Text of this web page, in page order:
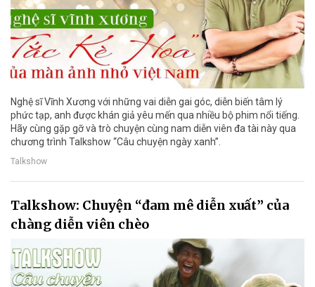
Nghệ sĩ Vĩnh Xương với những vai diễn gai góc, diễn biến tâm lý
phức tạp, anh được khán giả yêu mến qua nhiều bộ phim nổi tiếng.
Hãy cùng gặp gỡ và trò chuyện cùng nam diễn viên đa tài này qua
chương trình Talkshow “Câu chuyện ngày xanh”.
Talkshow
Talkshow: Chuyện “đam mê diễn xuất” của
chàng diễn viên chèo